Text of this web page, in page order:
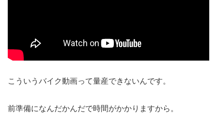
こういうバイク動画って量産できないんです。
前準備になんだかんだで時間がかかりますから。